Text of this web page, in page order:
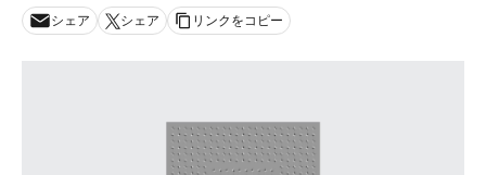
シェア シェア リンクをコピー